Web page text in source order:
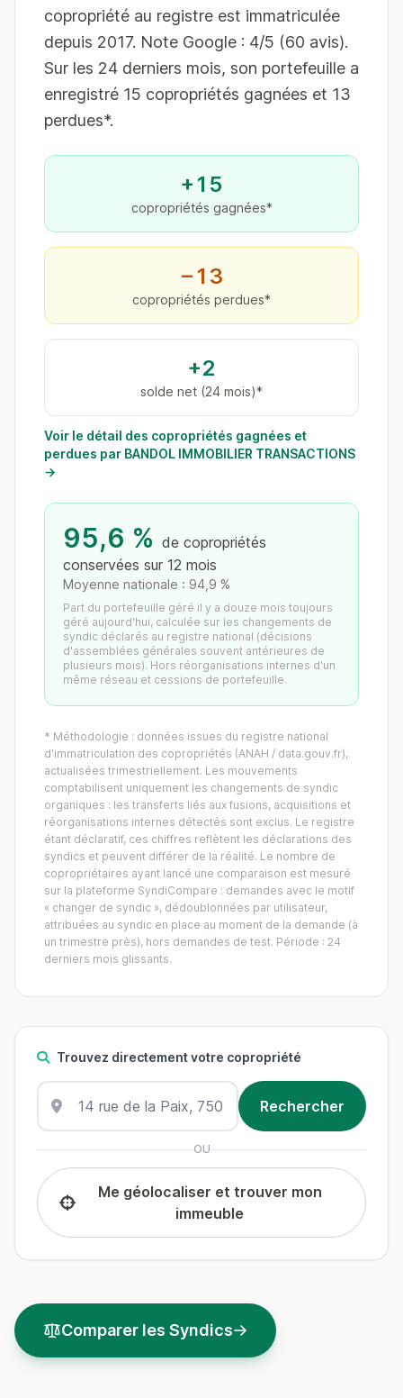
copropriété au registre est immatriculée
depuis 2017. Note Google : 4/5 (60 avis).
Sur les 24 derniers mois, son portefeuille a
enregistré 15 copropriétés gagnées et 13
perdues*.
+15
copropriétés gagnées*
−13
copropriétés perdues*
+2
solde net (24 mois)*
Voir le détail des copropriétés gagnées et
perdues par BANDOL IMMOBILIER TRANSACTIONS
→
95,6 % de copropriétés
conservées sur 12 mois
Moyenne nationale : 94,9 %
Part du portefeuille géré il y a douze mois toujours
géré aujourd'hui, calculée sur les changements de
syndic déclarés au registre national (décisions
d'assemblées générales souvent antérieures de
plusieurs mois). Hors réorganisations internes d'un
même réseau et cessions de portefeuille.
* Méthodologie : données issues du registre national
d'immatriculation des copropriétés (ANAH / data.gouv.fr),
actualisées trimestriellement. Les mouvements
comptabilisent uniquement les changements de syndic
organiques : les transferts liés aux fusions, acquisitions et
réorganisations internes détectés sont exclus. Le registre
étant déclaratif, ces chiffres reflètent les déclarations des
syndics et peuvent différer de la réalité. Le nombre de
copropriétaires ayant lancé une comparaison est mesuré
sur la plateforme SyndiCompare : demandes avec le motif
« changer de syndic », dédoublonnées par utilisateur,
attribuées au syndic en place au moment de la demande (à
un trimestre près), hors demandes de test. Période : 24
derniers mois glissants.
Trouvez directement votre copropriété
OU
Me géolocaliser et trouver mon
immeuble
Comparer les Syndics